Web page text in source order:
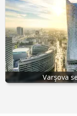
Varşova